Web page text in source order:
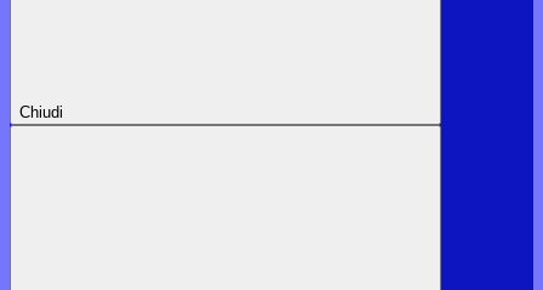
Chiudi